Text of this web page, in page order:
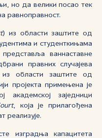
но да велики посао тек
равноправност.
) из области заштите од
и студенткињама
ваннаставне
правних случајева
из области заштите од
пројекта примењена је
академској заједници
, која је прилагођена
реализује.
изградња капацитета